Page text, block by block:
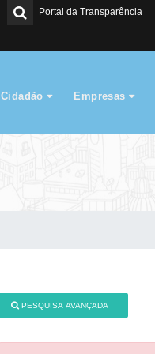
Portal da Transparência
Cidadão Empresas
PESQUISA AVANÇADA